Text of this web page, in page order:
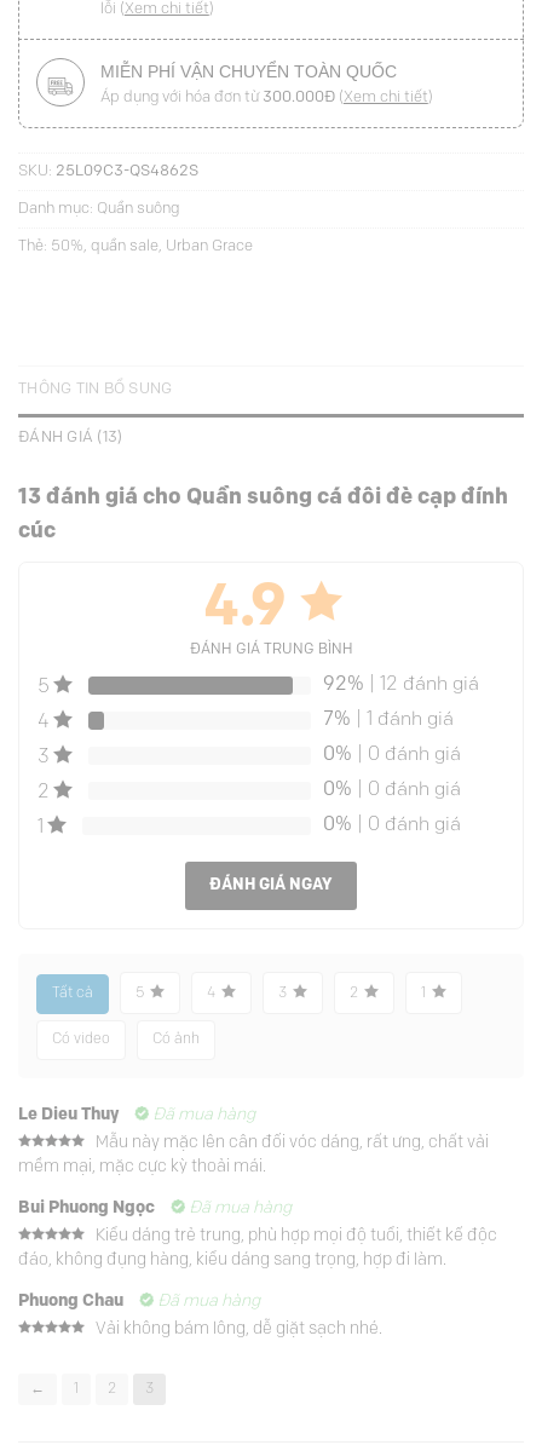
lỗi (Xem chi tiết)
MIỄN PHÍ VẬN CHUYỂN TOÀN QUỐC
Áp dụng với hóa đơn từ 300.000Đ(Xem chi tiết)
SKU: 25L09C3-QS4862S
Danh mục: Quần suông
Thẻ: 50%, quần sale, Urban Grace
THÔNG TIN BỔ SUNG
ĐÁNH GIÁ (13)
13 đánh giá cho Quần suông cá đôi đè cạp đính
cúc
4.9
ĐÁNH GIÁ TRUNG BÌNH
5 92% | 12 đánh giá
4
7% | 1 đánh giá
3
0% | 0 đánh giá
2
0% | 0 đánh giá
0% | 0 đánh giá
ĐÁNH GIÁ NGAY
Tất cả 5 4 3 2
Có video Có ảnh
Le Dieu Thuy Đã mua hàng
Được xếp
hạng 5 5
Mẫu này mặc lên cân đối vóc dáng, rất ưng, chất vải
mềm mại, mặc cực kỳ thoải mái.
Bui Phuong Ngọc Đã mua hàng
Được xếp
hạng 55
Kiểu dáng trẻ trung, phù hợp mọi độ tuổi, thiết kế độc
đáo, không đụng hàng, kiểu dáng sang trọng, hợp đi làm.
Phuong Chau Đã mua hàng
Vải không bám lông, dễ giặt sạch nhé.
← 2 3